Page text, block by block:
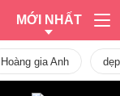
MỚI NHẤT
Hoàng gia Anh dẹp